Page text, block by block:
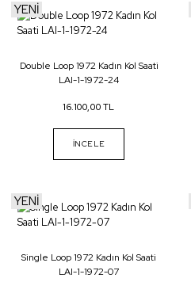
YENİ
Double Loop 1972 Kadın Kol Saati
LAI-1-1972-24
16.100,00 TL
İNCELE
YENİ
Single Loop 1972 Kadın Kol Saati
LAI-1-1972-07